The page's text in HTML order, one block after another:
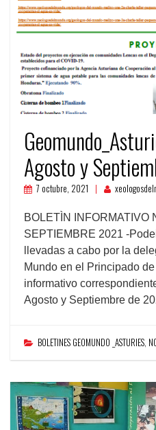
Agosto y
7 octubre, 2021
BOLETÌN INFORMATIVO
SEPTIEMBRE 2021 -
llevadas a cabo por la
Mundo en el Principado
informativo
Agosto y Septiembre de
BOLETINES GEOMUNDO _ASTURIES,